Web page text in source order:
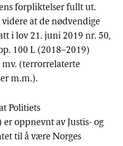
forpliktelser fullt ut.
videre at de nødvendige
i lov 21. juni 2019 nr. 50,
100 L (2018–2019)
(terrorrelaterte
m.m.).
Politiets
er oppnevnt av Justis- og
til å være Norges